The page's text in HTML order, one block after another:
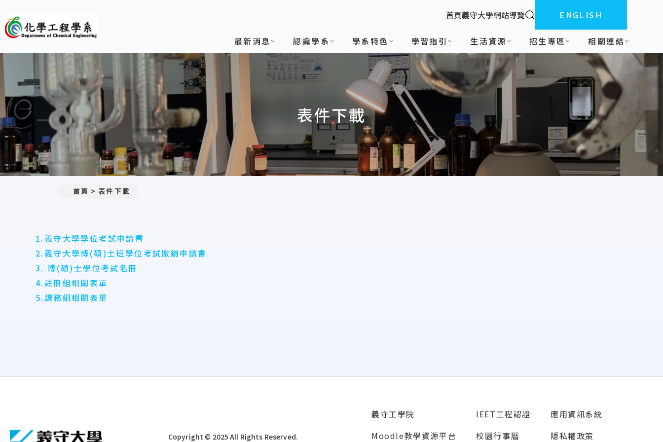
:::
首頁義守大學網站導覽 全站搜索ENGLISH
最新消息 認識學系 學系特色 學習指引 生活資源 招生專區 相關連結
表件下載
首頁 表件下載
1.義守大學學位考試申請書
2.義守大學博(碩)士班學位考試撤銷申請書
3. 博(碩)士學位考試名冊
4.註冊組相關表單
5.課務組相關表單
Copyright © 2025 All Rights Reserved.
義守工學院 IEET工程認證
應用資訊系統
Moodle教學資源平台
校園行事曆 隱私權政策